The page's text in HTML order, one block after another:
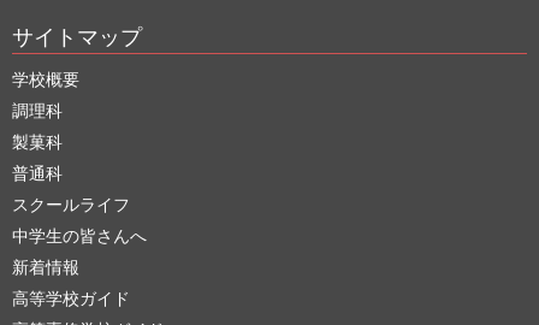
サイトマップ
学校概要
調理科
製菓科
普通科
スクールライフ
中学生の皆さんへ
新着情報
高等学校ガイド